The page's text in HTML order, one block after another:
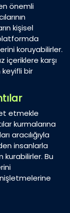
önemli
kişisel
platformda
koruyabilirler.
içeriklere karşı
keyifli bir
etmekle
kurmalarına
aracılığıyla
insanlarla
kurabilirler. Bu